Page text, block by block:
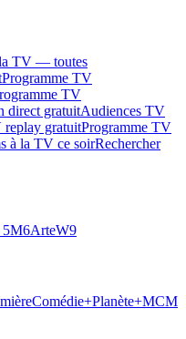
TV — toutes
Programme TV
TV
direct gratuitAudiences TV
replay gratuitProgramme TV
à la TV ce soirRechercher
5M6ArteW9
Comédie+Planète+MCM